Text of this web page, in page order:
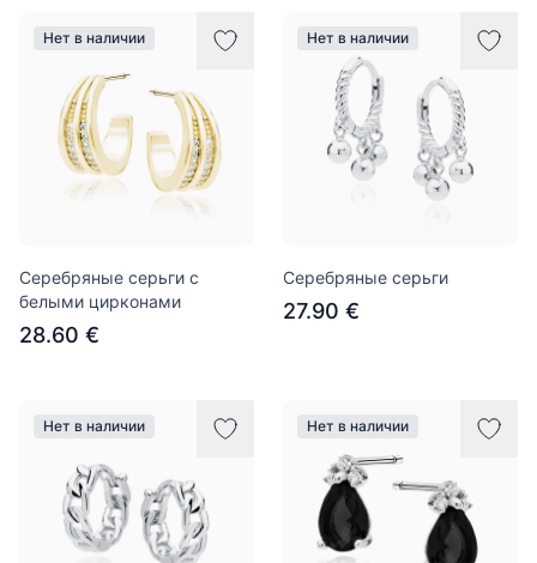
Нет в наличии
Серебряные серьги с
белыми цирконами
28.60 €
Нет в наличии
Серебряные серьги
27.90 €
Нет в наличии Нет в наличии